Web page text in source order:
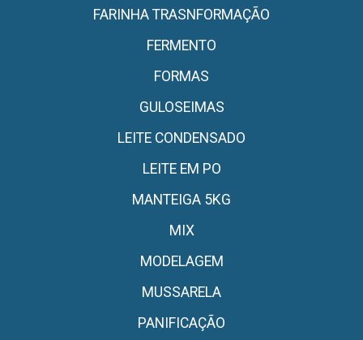
FARINHA TRASNFORMAÇÃO
FERMENTO
FORMAS
GULOSEIMAS
LEITE CONDENSADO
LEITE EM PO
MANTEIGA 5KG
MIX
MODELAGEM
MUSSARELA
PANIFICAÇÃO